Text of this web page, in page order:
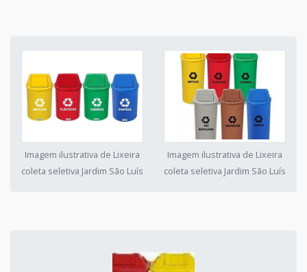
Imagem ilustrativa de Lixeira
coleta seletiva Jardim São Luís
Imagem ilustrativa de Lixeira
coleta seletiva Jardim São Luís